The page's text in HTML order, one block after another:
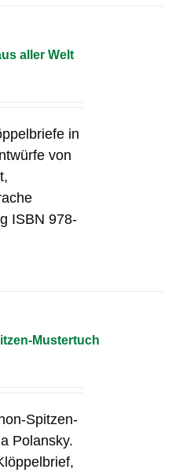
aller Welt
in
von
ISBN 978-
Mustertuch
Spitzen-
Polansky.